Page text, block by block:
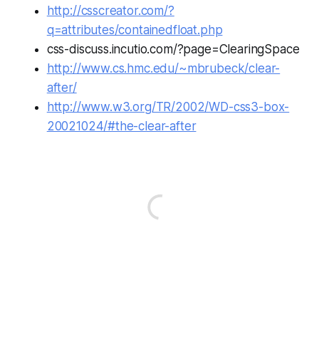
http://csscreator.com/?
q=attributes/containedfloat.php
css-discuss.incutio.com/?page=ClearingSpace
http://www.cs.hmc.edu/~mbrubeck/clear-
after/
http://www.w3.org/TR/2002/WD-css3-box-
20021024/#the-clear-after